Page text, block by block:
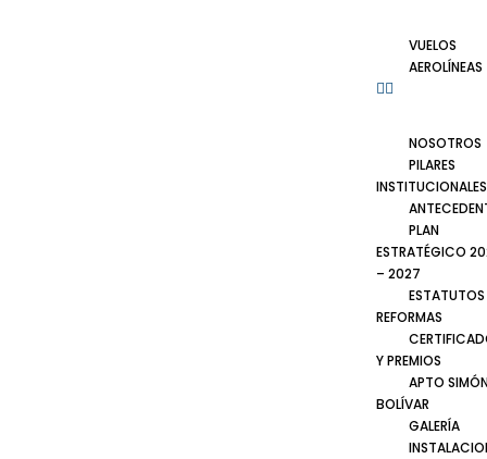
VUELOS
AEROLÍNEAS
NOSOTROS
PILARES
INSTITUCIONALES
PLAN
ESTRATÉGICO
– 2027
ESTATUTOS
REFORMAS
Y PREMIOS
APTO
BOLÍVAR
GALERÍA